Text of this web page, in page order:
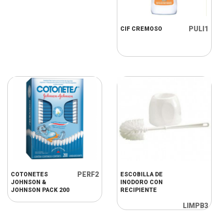
CIF CREMOSO PULI1
COTONETES
JOHNSON &
JOHNSON PACK 200
PERF2
ESCOBILLA DE
INODORO CON
RECIPIENTE
LIMPB3